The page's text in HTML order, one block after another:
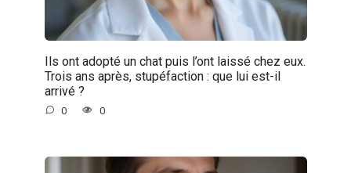
Ils ont adopté un chat puis l’ont laissé chez eux.
Trois ans après, stupéfaction : que lui est-il
arrivé ?
0 0